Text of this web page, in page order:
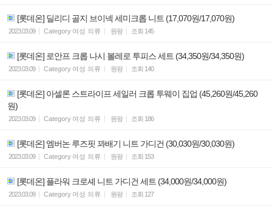
[롯데온] 딜리디 골지 브이넥 세미크롭 니트 (17,070원/17,070원)
2023.03.09 Category 여성 의류 원팡 조회 145
[롯데온] 로안프 크롭 나시 볼레로 투피스 세트 (34,350원/34,350원)
2023.03.09 Category 여성 의류 원팡 조회 140
[롯데온] 아셀론 스트라이프 세일러 크롭 투웨이 집업 (45,260원/45,260
원)
2023.03.09 Category 여성 의류 원팡 조회 186
[롯데온] 엠버논 루즈핏 꽈배기 니트 가디건 (30,030원/30,030원)
2023.03.09 Category 여성 의류 원팡 조회 153
[롯데온] 플라워 크로셰 니트 가디건 세트 (34,000원/34,000원)
2023.03.09 Category 여성 의류 원팡 조회 127